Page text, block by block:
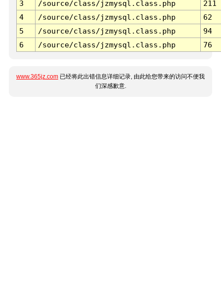
3 /source/class/jzmysql.class.php
211
4
/source/class/jzmysql.class.php
62
5
/source/class/jzmysql.class.php
94
6
/source/class/jzmysql.class.php 76
www.365jz.com 已经将此出错信息详细记录, 由此给您带来的访问不便我
们深感歉意.